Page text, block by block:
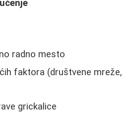
radno mesto
faktora (društvene mreže,
grickalice